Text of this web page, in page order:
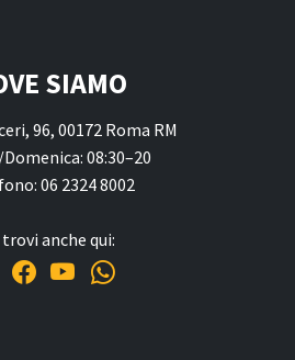
SIAMO
96, 00172 Roma RM
08:30–20
06 2324 8002
trovi anche qui: